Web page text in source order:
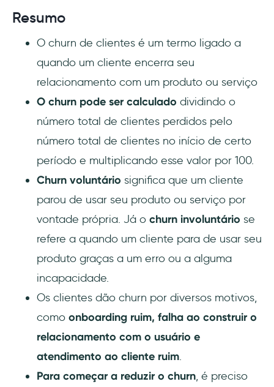
8- Coloque as pessoas certas na questão
Resumo
O churn de clientes é um termo ligado a
quando um cliente encerra seu
relacionamento com um produto ou serviço
O churn pode ser calculado dividindo o
número total de clientes perdidos pelo
número total de clientes no início de certo
período e multiplicando esse valor por 100.
Churn voluntário significa que um cliente
parou de usar seu produto ou serviço por
vontade própria. Já o churn involuntário se
refere a quando um cliente para de usar seu
produto graças a um erro ou a alguma
incapacidade.
Os clientes dão churn por diversos motivos,
como onboarding ruim, falha ao construir o
relacionamento com o usuário e
atendimento ao cliente ruim.
Para começar a reduzir o churn, é preciso